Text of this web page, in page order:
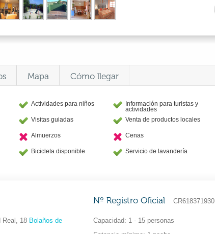
Mapa Cómo llegar
Actividades para niños Información para turistas y
actividades
Visitas guiadas Venta de productos locales
Almuerzos Cenas
Bicicleta disponible Servicio de lavandería
Nº Registro Oficial CR618371930
Real, 18 Bolaños de
Capacidad
1 - 15 personas